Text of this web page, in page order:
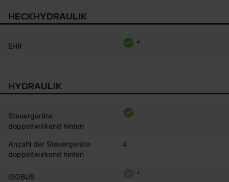
HECKHYDRAULIK
EHR *
HYDRAULIK
Steuergeräte
doppeltwirkend hinten
Anzahl der Steuergeräte
doppeltwirkend hinten
4
ISOBUS *